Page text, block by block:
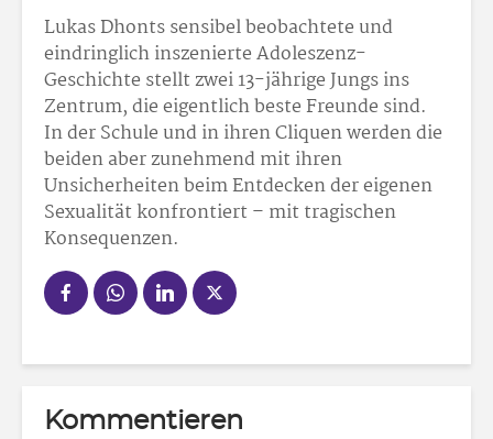
Lukas Dhonts sensibel beobachtete und
eindringlich inszenierte Adoleszenz-
Geschichte stellt zwei 13-jährige Jungs ins
Zentrum, die eigentlich beste Freunde sind.
In der Schule und in ihren Cliquen werden die
beiden aber zunehmend mit ihren
Unsicherheiten beim Entdecken der eigenen
Sexualität konfrontiert – mit tragischen
Konsequenzen.
Kommentieren